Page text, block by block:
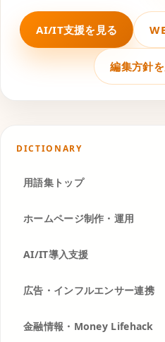
DICTIONARY
用語集トップ
ホームページ制作・運用
AI/IT導入支援
広告・インフルエンサー連携
金融情報・Money Lifehack
AI/IT支援を見る
編集方針